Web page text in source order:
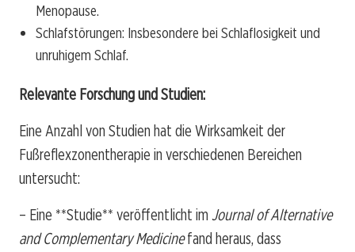
Menopause.
Schlafstörungen: Insbesondere bei Schlaflosigkeit und
unruhigem Schlaf.
Relevante Forschung und Studien:
Eine Anzahl von Studien hat die Wirksamkeit der
Fußreflexzonentherapie in verschiedenen Bereichen
untersucht:
– Eine **Studie** veröffentlicht im Journal of Alternative
and Complementary Medicinefand heraus, dass